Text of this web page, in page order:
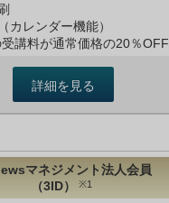
カレンダー機能）
講料が通常価格の20％OFF
詳細を見る
マネジメント法人会員
（3ID）
※1